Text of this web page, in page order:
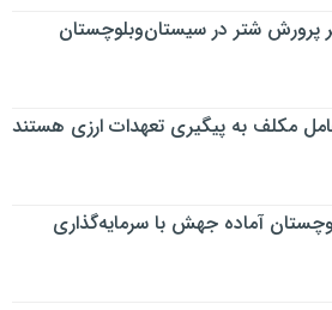
پرورش شتر در سیستان‌وبلوچستان
مکلف به پیگیری تعهدات ارزی هستند
آماده جهش با سرمایه‌گذاری